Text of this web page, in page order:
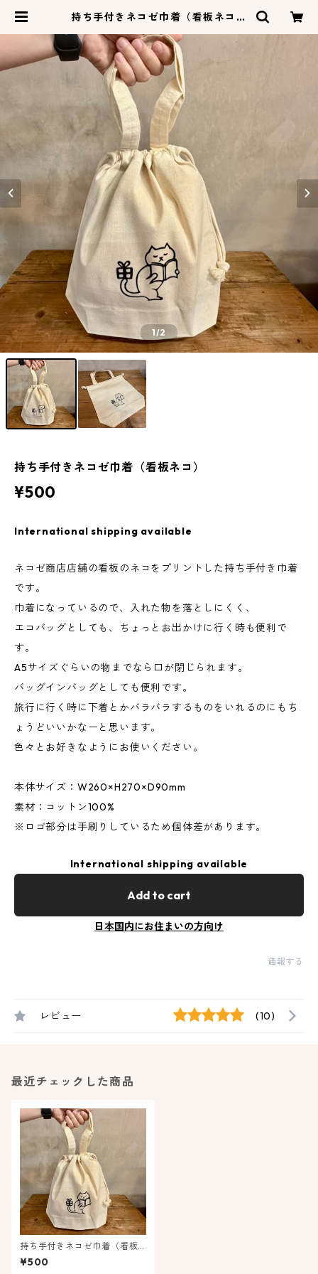
持ち手付きネコゼ巾着（看板ネコ）
1/2
持ち手付きネコゼ巾着（看板ネコ）
¥500
International shipping available
ネコゼ商店店舗の看板のネコをプリントした持ち手付き巾着
です。
巾着になっているので、入れた物を落としにくく、
エコバッグとしても、ちょっとお出かけに行く時も便利で
す。
A5サイズぐらいの物までなら口が閉じられます。
バッグインバッグとしても便利です。
旅行に行く時に下着とかバラバラするものをいれるのにもち
ょうどいいかなーと思います。
色々とお好きなようにお使いください。
本体サイズ：W260×H270×D90mm
素材：コットン100%
※ロゴ部分は手刷りしているため個体差があります。
International shipping available
Add to cart
日本国内にお住まいの方向け
通報する
レビュー (10)
最近チェックした商品
持ち手付きネコゼ巾着（看板
ネコ）
¥500